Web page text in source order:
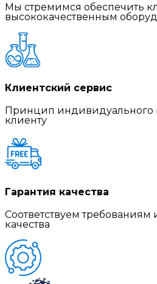
Мы стремимся обеспечить
высококачественным
Клиентский сервис
Принцип индивидуального
клиенту
Гарантия качества
Соответствуем требованиям
качества